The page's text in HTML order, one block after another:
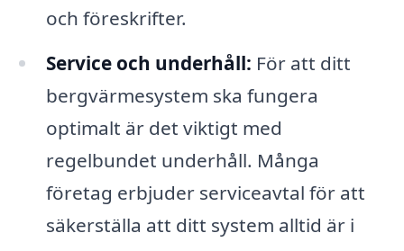
och föreskrifter.
Service och underhåll: För att ditt
bergvärmesystem ska fungera
optimalt är det viktigt med
regelbundet underhåll. Många
företag erbjuder serviceavtal för att
säkerställa att ditt system alltid är i